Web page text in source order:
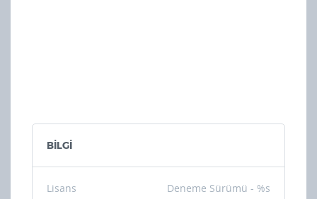
BİLGİ
Lisans Deneme Sürümü - %s